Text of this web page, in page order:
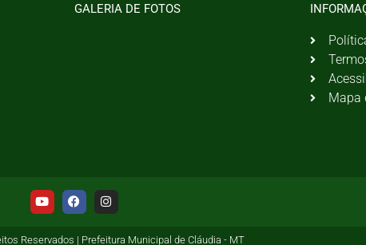
GALERIA DE FOTOS
Mapa
Reservados | Prefeitura Municipal de Cláudia - MT